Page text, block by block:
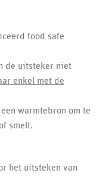
food safe
de uitsteker niet
enkel met de
warmtebron om te
smelt.
het uitsteken van